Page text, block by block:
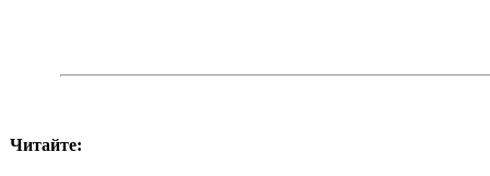
Читайте: